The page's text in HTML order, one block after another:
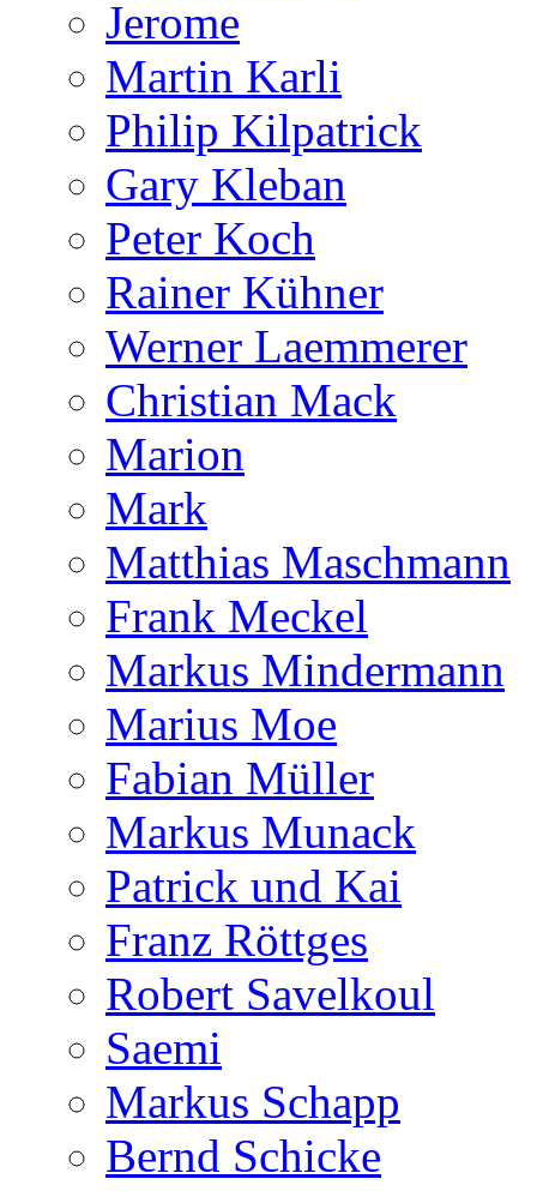
Jerome
Martin Karli
Philip Kilpatrick
Gary Kleban
Peter Koch
Rainer Kühner
Werner Laemmerer
Christian Mack
Marion
Mark
Matthias Maschmann
Frank Meckel
Markus Mindermann
Marius Moe
Fabian Müller
Markus Munack
Patrick und Kai
Franz Röttges
Robert Savelkoul
Saemi
Markus Schapp
Bernd Schicke